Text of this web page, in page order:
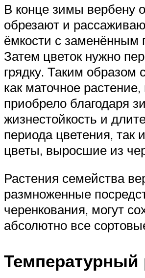
В конце зимы вербену
обрезают и
ёмкости с заменённым
Затем цветок нужно
грядку. Таким образом
как маточное растение,
приобрело благодаря
жизнестойкость и
периода цветения, так
цветы, выросшие из
Растения семейства
размноженные
черенкования, могут
абсолютно все